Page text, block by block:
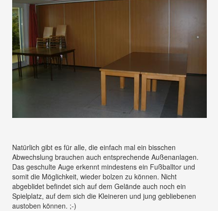
Natürlich gibt es für alle, die einfach mal ein bisschen
Abwechslung brauchen auch entsprechende Außenanlagen.
Das geschulte Auge erkennt mindestens ein Fußballtor und
somit die Möglichkeit, wieder bolzen zu können. Nicht
abgeblidet befindet sich auf dem Gelände auch noch ein
Spielplatz, auf dem sich die Kleineren und jung gebliebenen
austoben können. ;-)